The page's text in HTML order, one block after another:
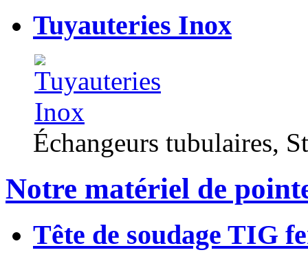
Tuyauteries Inox
Échangeurs tubulaires,
Notre matériel de
Tête de soudage TIG